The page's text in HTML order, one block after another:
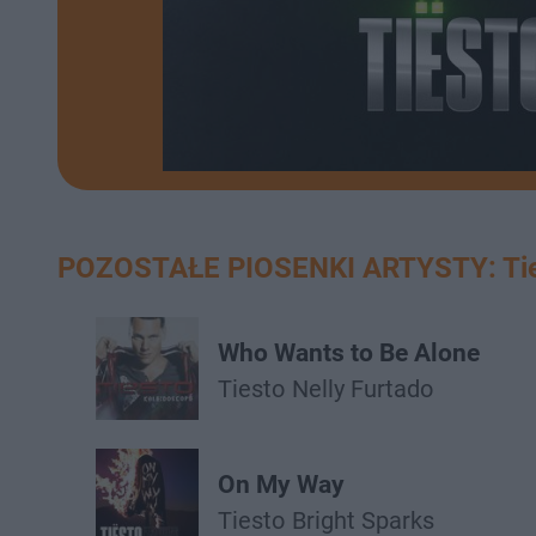
POZOSTAŁE PIOSENKI ARTYSTY:
Who Wants to Be Alone
Tiesto Nelly Furtado
On My Way
Tiesto Bright Sparks